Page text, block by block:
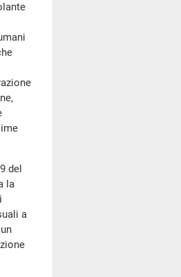
del
la
a